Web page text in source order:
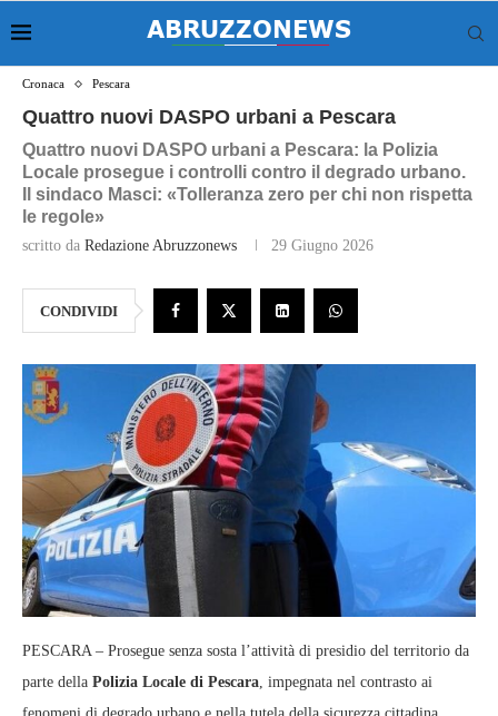
Cronaca Pescara
Quattro nuovi DASPO urbani a Pescara
Quattro nuovi DASPO urbani a Pescara: la Polizia
Locale prosegue i controlli contro il degrado urbano.
Il sindaco Masci: «Tolleranza zero per chi non rispetta
le regole»
scritto da Redazione Abruzzonews 29 Giugno 2026
CONDIVIDI
PESCARA – Prosegue senza sosta l’attività di presidio del territorio da
parte della Polizia Locale di Pescara, impegnata nel contrasto ai